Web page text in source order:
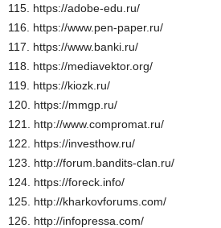
115. https://adobe-edu.ru/
116. https://www.pen-paper.ru/
117. https://www.banki.ru/
118. https://mediavektor.org/
119. https://kiozk.ru/
120. https://mmgp.ru/
121. http://www.compromat.ru/
122. https://investhow.ru/
123. http://forum.bandits-clan.ru/
124. https://foreck.info/
125. http://kharkovforums.com/
126. http://infopressa.com/